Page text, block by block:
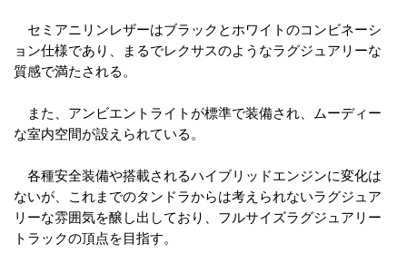
セミアニリンレザーはブラックとホワイトのコンビネーシ
ョン仕様であり、まるでレクサスのようなラグジュアリーな
質感で満たされる。
また、アンビエントライトが標準で装備され、ムーディー
な室内空間が設えられている。
各種安全装備や搭載されるハイブリッドエンジンに変化は
ないが、これまでのタンドラからは考えられないラグジュア
リーな雰囲気を醸し出しており、フルサイズラグジュアリー
トラックの頂点を目指す。